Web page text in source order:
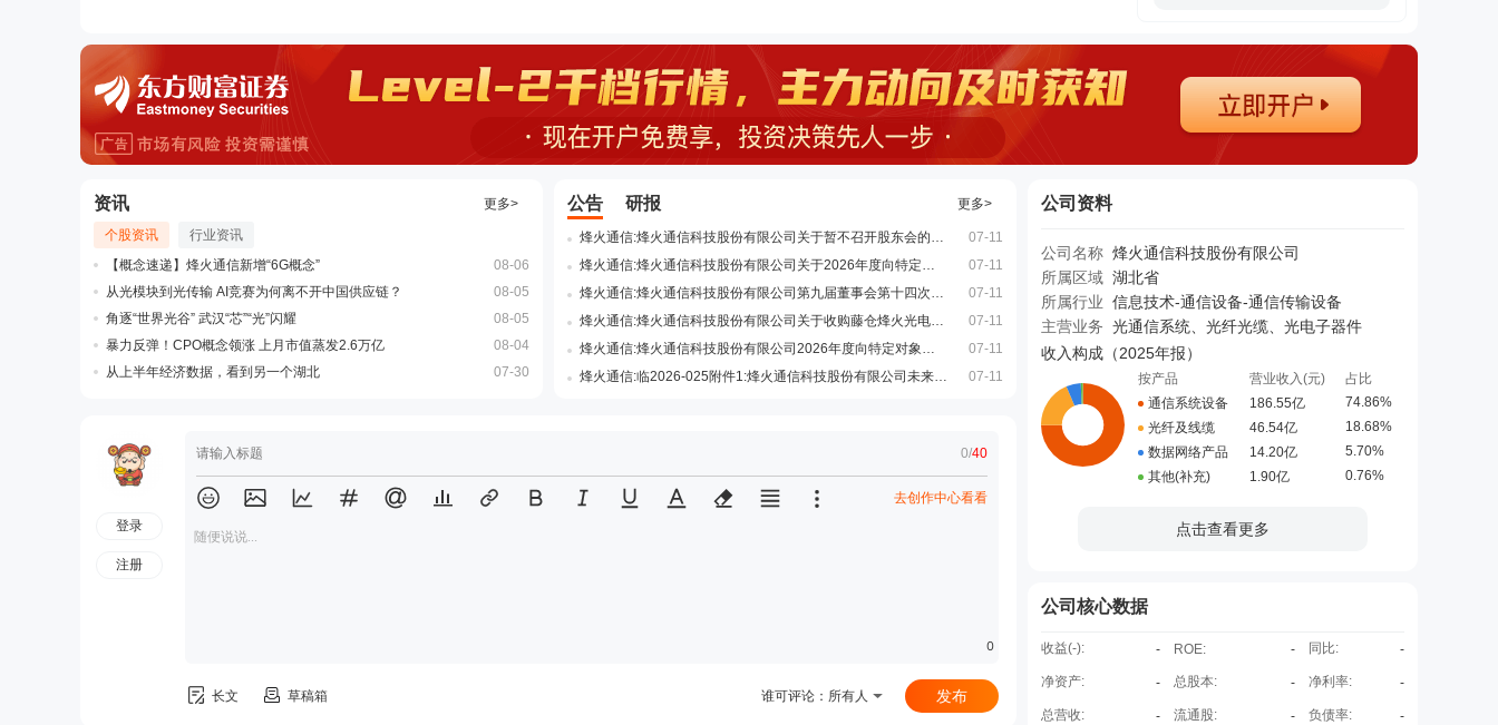
资讯
更多>
个股资讯
行业资讯
【概念速递】烽火通信新增“6G概念”
08-06
从光模块到光传输 AI竞赛为何离不开中国供应链？
08-05
角逐“世界光谷” 武汉“芯”“光”闪耀
08-05
暴力反弹！CPO概念领涨 上月市值蒸发2.6万亿
08-04
从上半年经济数据，看到另一个湖北
07-30
公告 研报 更多>
烽火通信:烽火通信科技股份有限公司关于暂不召开股东会的公告
07-11
烽火通信:烽火通信科技股份有限公司关于2026年度向特定对象发行A股股票不存在直接或通过利益相关方向参与认购的投资者提供财务资助或补偿的公告
07-11
烽火通信:烽火通信科技股份有限公司第九届董事会第十四次临时会议决议公告
07-11
烽火通信:烽火通信科技股份有限公司关于收购藤仓烽火光电材料科技有限公司60%股权的公告
07-11
烽火通信:烽火通信科技股份有限公司2026年度向特定对象发行A股股票预案
07-11
烽火通信:临2026-025附件1:烽火通信科技股份有限公司未来三年(2027-2029年)股东分红回报规划
07-11
登录
注册
0/40
去创作中心看看
随便说说...
0
长文 草稿箱 谁可评论： 所有人 发布
公司资料
公司名称 烽火通信科技股份有限公司
所属区域 湖北省
所属行业 信息技术-通信设备-通信传输设备
主营业务 光通信系统、光纤光缆、光电子器件
收入构成（2025年报）
按产品 营业收入(元)
占比
通信系统设备
186.55亿
74.86%
光纤及线缆
46.54亿
18.68%
数据网络产品
14.20亿
5.70%
其他(补充)
1.90亿 0.76%
点击查看更多
公司核心数据
收益(-): - ROE: - 同比: -
净资产: - 总股本: - 净利率: -
总营收: - 流通股: - 负债率: -